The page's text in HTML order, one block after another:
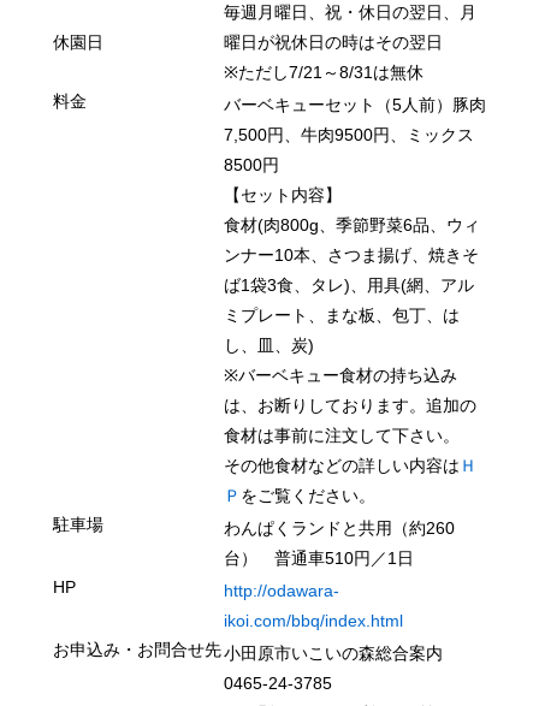
休園日
毎週月曜日、祝・休日の翌日、月
曜日が祝休日の時はその翌日
※ただし7/21～8/31は無休
料金
バーベキューセット（5人前）豚肉
7,500円、牛肉9500円、ミックス
8500円
【セット内容】
食材(肉800g、季節野菜6品、ウィ
ンナー10本、さつま揚げ、焼きそ
ば1袋3食、タレ)、用具(網、アル
ミプレート、まな板、包丁、は
し、皿、炭)
※バーベキュー食材の持ち込み
は、お断りしております。追加の
食材は事前に注文して下さい。
その他食材などの詳しい内容は Ｈ
Ｐ をご覧ください。
駐車場
わんぱくランドと共用（約260
台） 普通車510円／1日
HP
http://odawara-
ikoi.com/bbq/index.html
お申込み・お問合せ先小田原市いこいの森総合案内
0465-24-3785